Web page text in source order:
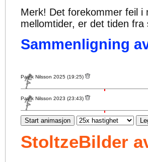
Merk! Det forekommer feil i
mellomtider, er det tiden
Sammenligning
Patrik Nilsson 2025 (19:25)
Patrik Nilsson 2023 (23:43)
Start animasjon
StoltzeBilder